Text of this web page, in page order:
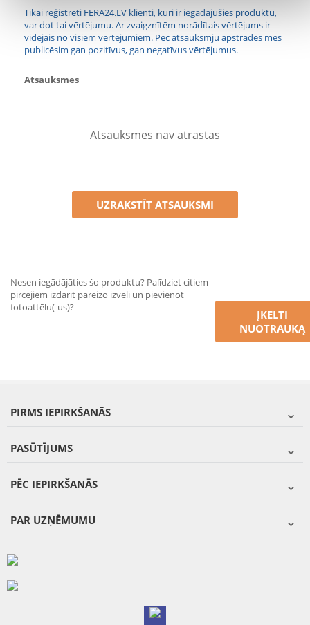
Tikai reģistrēti FERA24.LV klienti, kuri ir iegādājušies produktu,
var dot tai vērtējumu. Ar zvaigznītēm norādītais vērtējums ir
vidējais no visiem vērtējumiem. Pēc atsauksmju apstrādes mēs
publicēsim gan pozitīvus, gan negatīvus vērtējumus.
Atsauksmes
Atsauksmes nav atrastas
UZRAKSTĪT ATSAUKSMI
Nesen iegādājāties šo produktu? Palīdziet citiem
pircējiem izdarīt pareizo izvēli un pievienot
fotoattēlu(-us)?
ĮKELTI
NUOTRAUKĄ
PIRMS IEPIRKŠANĀS
PASŪTĪJUMS
PĒC IEPIRKŠANĀS
PAR UZŅĒMUMU